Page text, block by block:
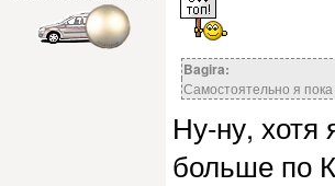
Bagira:
Самостоятельно я
Ну-ну,
больше по